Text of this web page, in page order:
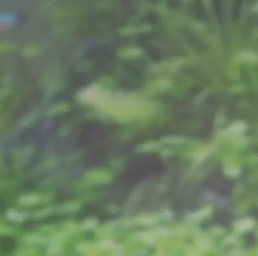
Atsauksmes 0%